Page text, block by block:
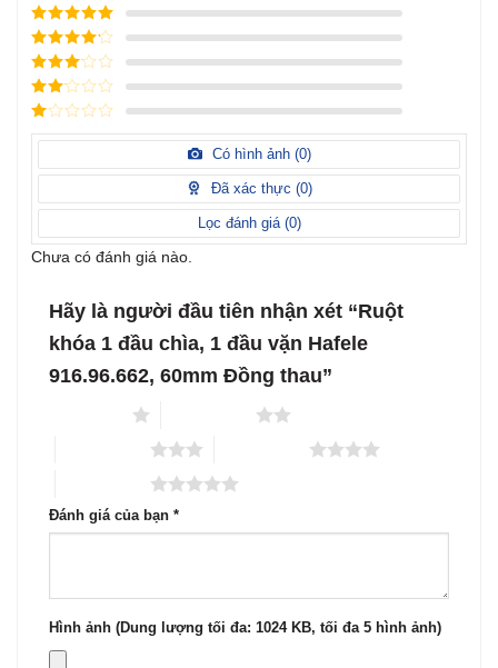
Được xếp
hạng
5
5
sao
Được xếp
hạng
4
5
sao
Được
xếp
hạng3
5 sao
Được
hạng
sao
Được
hạng
sao
Có hình ảnh (0)
Đã xác thực (0)
Lọc đánh giá (0)
Chưa có đánh giá nào.
Hãy là người đầu tiên nhận xét “Ruột
khóa 1 đầu chìa, 1 đầu vặn Hafele
916.96.662, 60mm Đồng thau”
Đánh giá của bạn *
Hình ảnh (Dung lượng tối đa: 1024 KB, tối đa 5 hình ảnh)